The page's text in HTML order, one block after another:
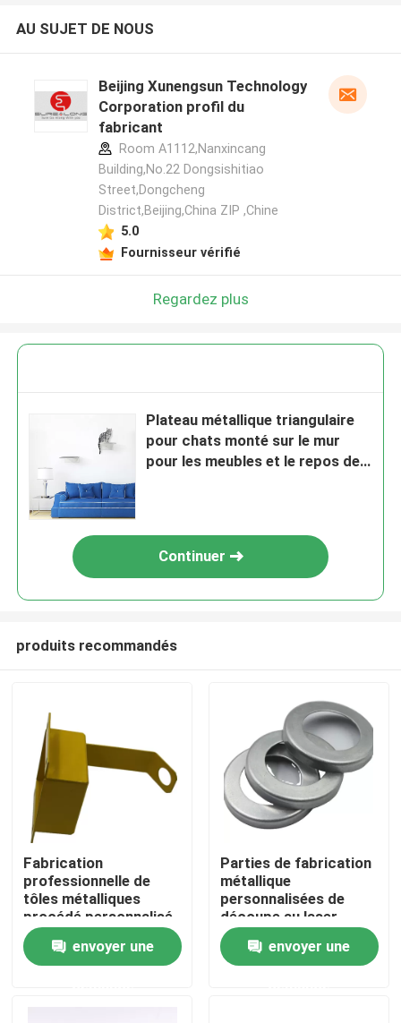
Aperçu
Produits
AU SUJET DE NOUS
Beijing Xunengsun Technology
Corporation profil du
fabricant
Room A1112,Nanxincang
Building,No.22 Dongsishitiao
Street,Dongcheng
District,Beijing,China ZIP ,Chine
5.0
Fournisseur vérifié
Regardez plus
Plateau métallique triangulaire
pour chats monté sur le mur
pour les meubles et le repos des
Continuer
produits recommandés
Fabrication
professionnelle de
tôles métalliques
procédé personnalisé
de découpe au laser
envoyer une
Parties de fabrication
métallique
personnalisées de
découpe au laser
envoyer une